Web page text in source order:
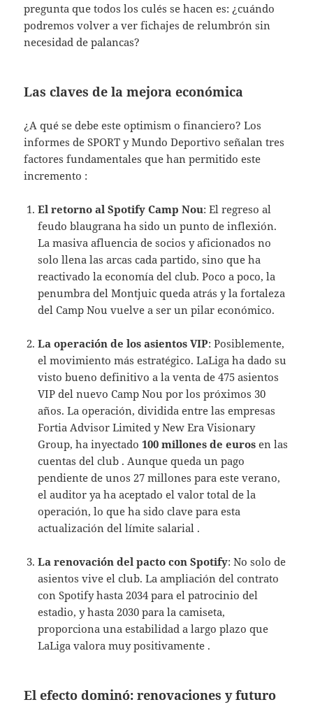
pregunta que todos los culés se hacen es: ¿cuándo
podremos volver a ver fichajes de relumbrón sin
necesidad de palancas?
Las claves de la mejora económica
¿A qué se debe este optimism o financiero? Los
informes de SPORT y Mundo Deportivo señalan tres
factores fundamentales que han permitido este
incremento :
El retorno al Spotify Camp Nou: El regreso al
feudo blaugrana ha sido un punto de inflexión.
La masiva afluencia de socios y aficionados no
solo llena las arcas cada partido, sino que ha
reactivado la economía del club. Poco a poco, la
penumbra del Montjuic queda atrás y la fortaleza
del Camp Nou vuelve a ser un pilar económico.
La operación de los asientos VIP: Posiblemente,
el movimiento más estratégico. LaLiga ha dado su
visto bueno definitivo a la venta de 475 asientos
VIP del nuevo Camp Nou por los próximos 30
años. La operación, dividida entre las empresas
Fortia Advisor Limited y New Era Visionary
Group, ha inyectado100 millones de euros en las
cuentas del club . Aunque queda un pago
pendiente de unos 27 millones para este verano,
el auditor ya ha aceptado el valor total de la
operación, lo que ha sido clave para esta
actualización del límite salarial .
La renovación del pacto con Spotify: No solo de
asientos vive el club. La ampliación del contrato
con Spotify hasta 2034 para el patrocinio del
estadio, y hasta 2030 para la camiseta,
proporciona una estabilidad a largo plazo que
LaLiga valora muy positivamente .
El efecto dominó: renovaciones y futuro